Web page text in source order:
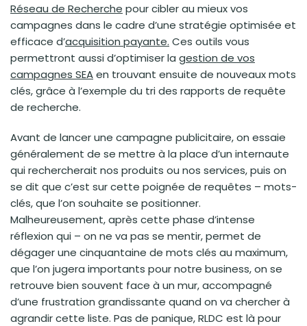
Réseau de Recherche pour cibler au mieux vos
campagnes dans le cadre d’une stratégie optimisée et
efficace d’acquisition payante. Ces outils vous
permettront aussi d’optimiser la gestion de vos
campagnes SEAen trouvant ensuite de nouveaux mots
clés, grâce à l’exemple du tri des rapports de requête
de recherche.
Avant de lancer une campagne publicitaire, on essaie
généralement de se mettre à la place d’un internaute
qui rechercherait nos produits ou nos services, puis on
se dit que c’est sur cette poignée de requêtes – mots-
clés, que l’on souhaite se positionner.
Malheureusement, après cette phase d’intense
réflexion qui – on ne va pas se mentir, permet de
dégager une cinquantaine de mots clés au maximum,
que l’on jugera importants pour notre business, on se
retrouve bien souvent face à un mur, accompagné
d’une frustration grandissante quand on va chercher à
agrandir cette liste. Pas de panique, RLDC est là pour